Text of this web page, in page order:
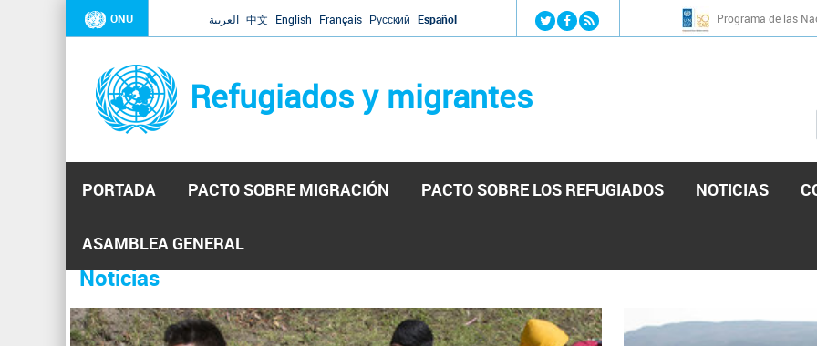
Jump to navigation
ONU العربية 中文 English Français Русский Español Programa de las
Refugiados y migrantes
PORTADA PACTO SOBRE MIGRACIÓN PACTO SOBRE LOS REFUGIADOS NOTICIAS
ASAMBLEA GENERAL
Se
encuentra
usted
aquí
Noticias
31 Ene 2019 -
El Secretario General ha respondido a la carta enviada por el presidente de la Asamblea Nacional de Venezuela solicitando a
ha reiterado que la ONU está lista para hacerlo, pero necesita el consentimiento y la colaboración del Gobierno.